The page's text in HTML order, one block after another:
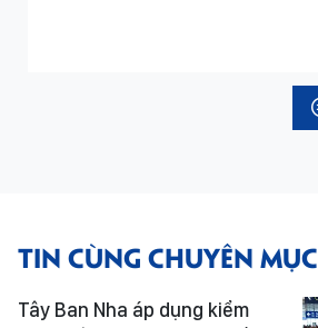
TIN CÙNG CHUYÊN MỤC
Tây Ban Nha áp dụng kiểm